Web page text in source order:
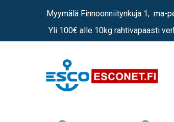
Myymälä Finnoonniitynkuja 1, ma-
Yli 100€ alle 10kg rahtivapaasti